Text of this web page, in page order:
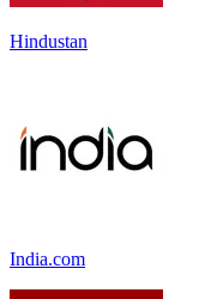
Hindustan
India.com